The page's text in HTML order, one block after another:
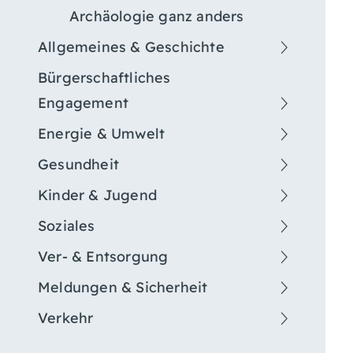
Archäologie ganz anders
Allgemeines & Geschichte
Bürgerschaftliches
Engagement
Energie & Umwelt
Gesundheit
Kinder & Jugend
Soziales
Ver- & Entsorgung
Meldungen & Sicherheit
Verkehr